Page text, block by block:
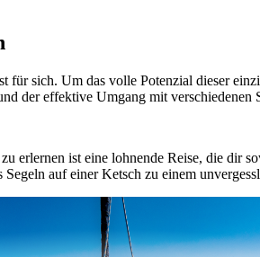
für sich. Um das volle Potenzial dieser
der effektive Umgang mit verschiedenen
erlernen ist eine lohnende Reise, die dir
auf einer Ketsch zu einem